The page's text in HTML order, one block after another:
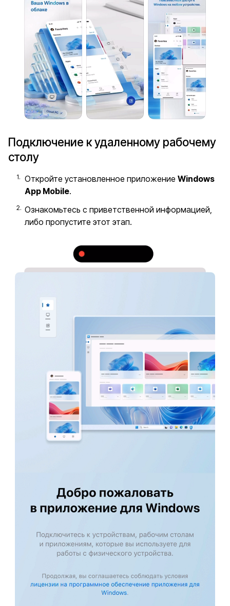
Подключение к удаленному рабочему
столу
Откройте установленное приложение Windows
App Mobile.
Ознакомьтесь с приветственной информацией,
либо пропустите этот этап.